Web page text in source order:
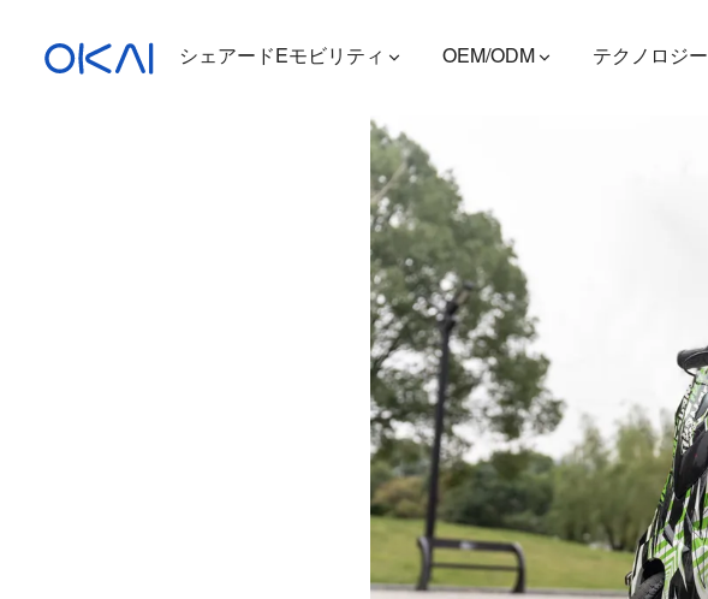
シェアードEモビリティ OEM/ODM テクノロジー
ES400A